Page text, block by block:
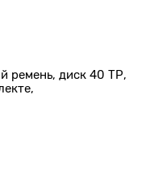
ремень, диск 40 ТР,